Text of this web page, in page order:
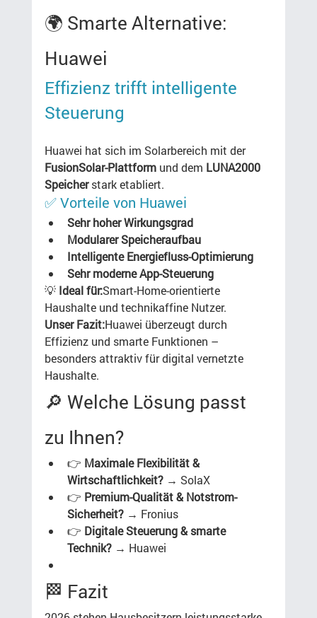
🌍 Smarte Alternative:
Huawei
Effizienz trifft intelligente
Steuerung
Huawei hat sich im Solarbereich mit der
FusionSolar-Plattform und dem LUNA2000
Speicher stark etabliert.
✅ Vorteile von Huawei
Sehr hoher Wirkungsgrad
Modularer Speicheraufbau
Intelligente Energiefluss-Optimierung
Sehr moderne App-Steuerung
💡 Ideal für:Smart-Home-orientierte
Haushalte und technikaffine Nutzer.
Unser Fazit:Huawei überzeugt durch
Effizienz und smarte Funktionen –
besonders attraktiv für digital vernetzte
Haushalte.
🔎 Welche Lösung passt
zu Ihnen?
👉 Maximale Flexibilität &
Wirtschaftlichkeit? → SolaX
👉 Premium-Qualität & Notstrom-
Sicherheit? → Fronius
👉 Digitale Steuerung & smarte
Technik? → Huawei
🏁 Fazit